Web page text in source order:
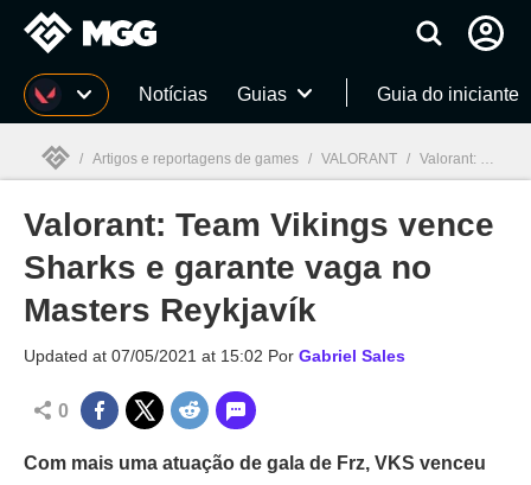
Millenium Notícias Guias Guia do iniciante
Millenium
/ Artigos e reportagens de games / VALORANT / Valorant: Team Vikings vence Sharks e garante vaga no Masters Reykjavík
Valorant: Team Vikings vence
Sharks e garante vaga no
Masters Reykjavík
Updated at 07/05/2021 at 15:02 Por Gabriel Sales
0
Com mais uma atuação de gala de Frz, VKS venceu